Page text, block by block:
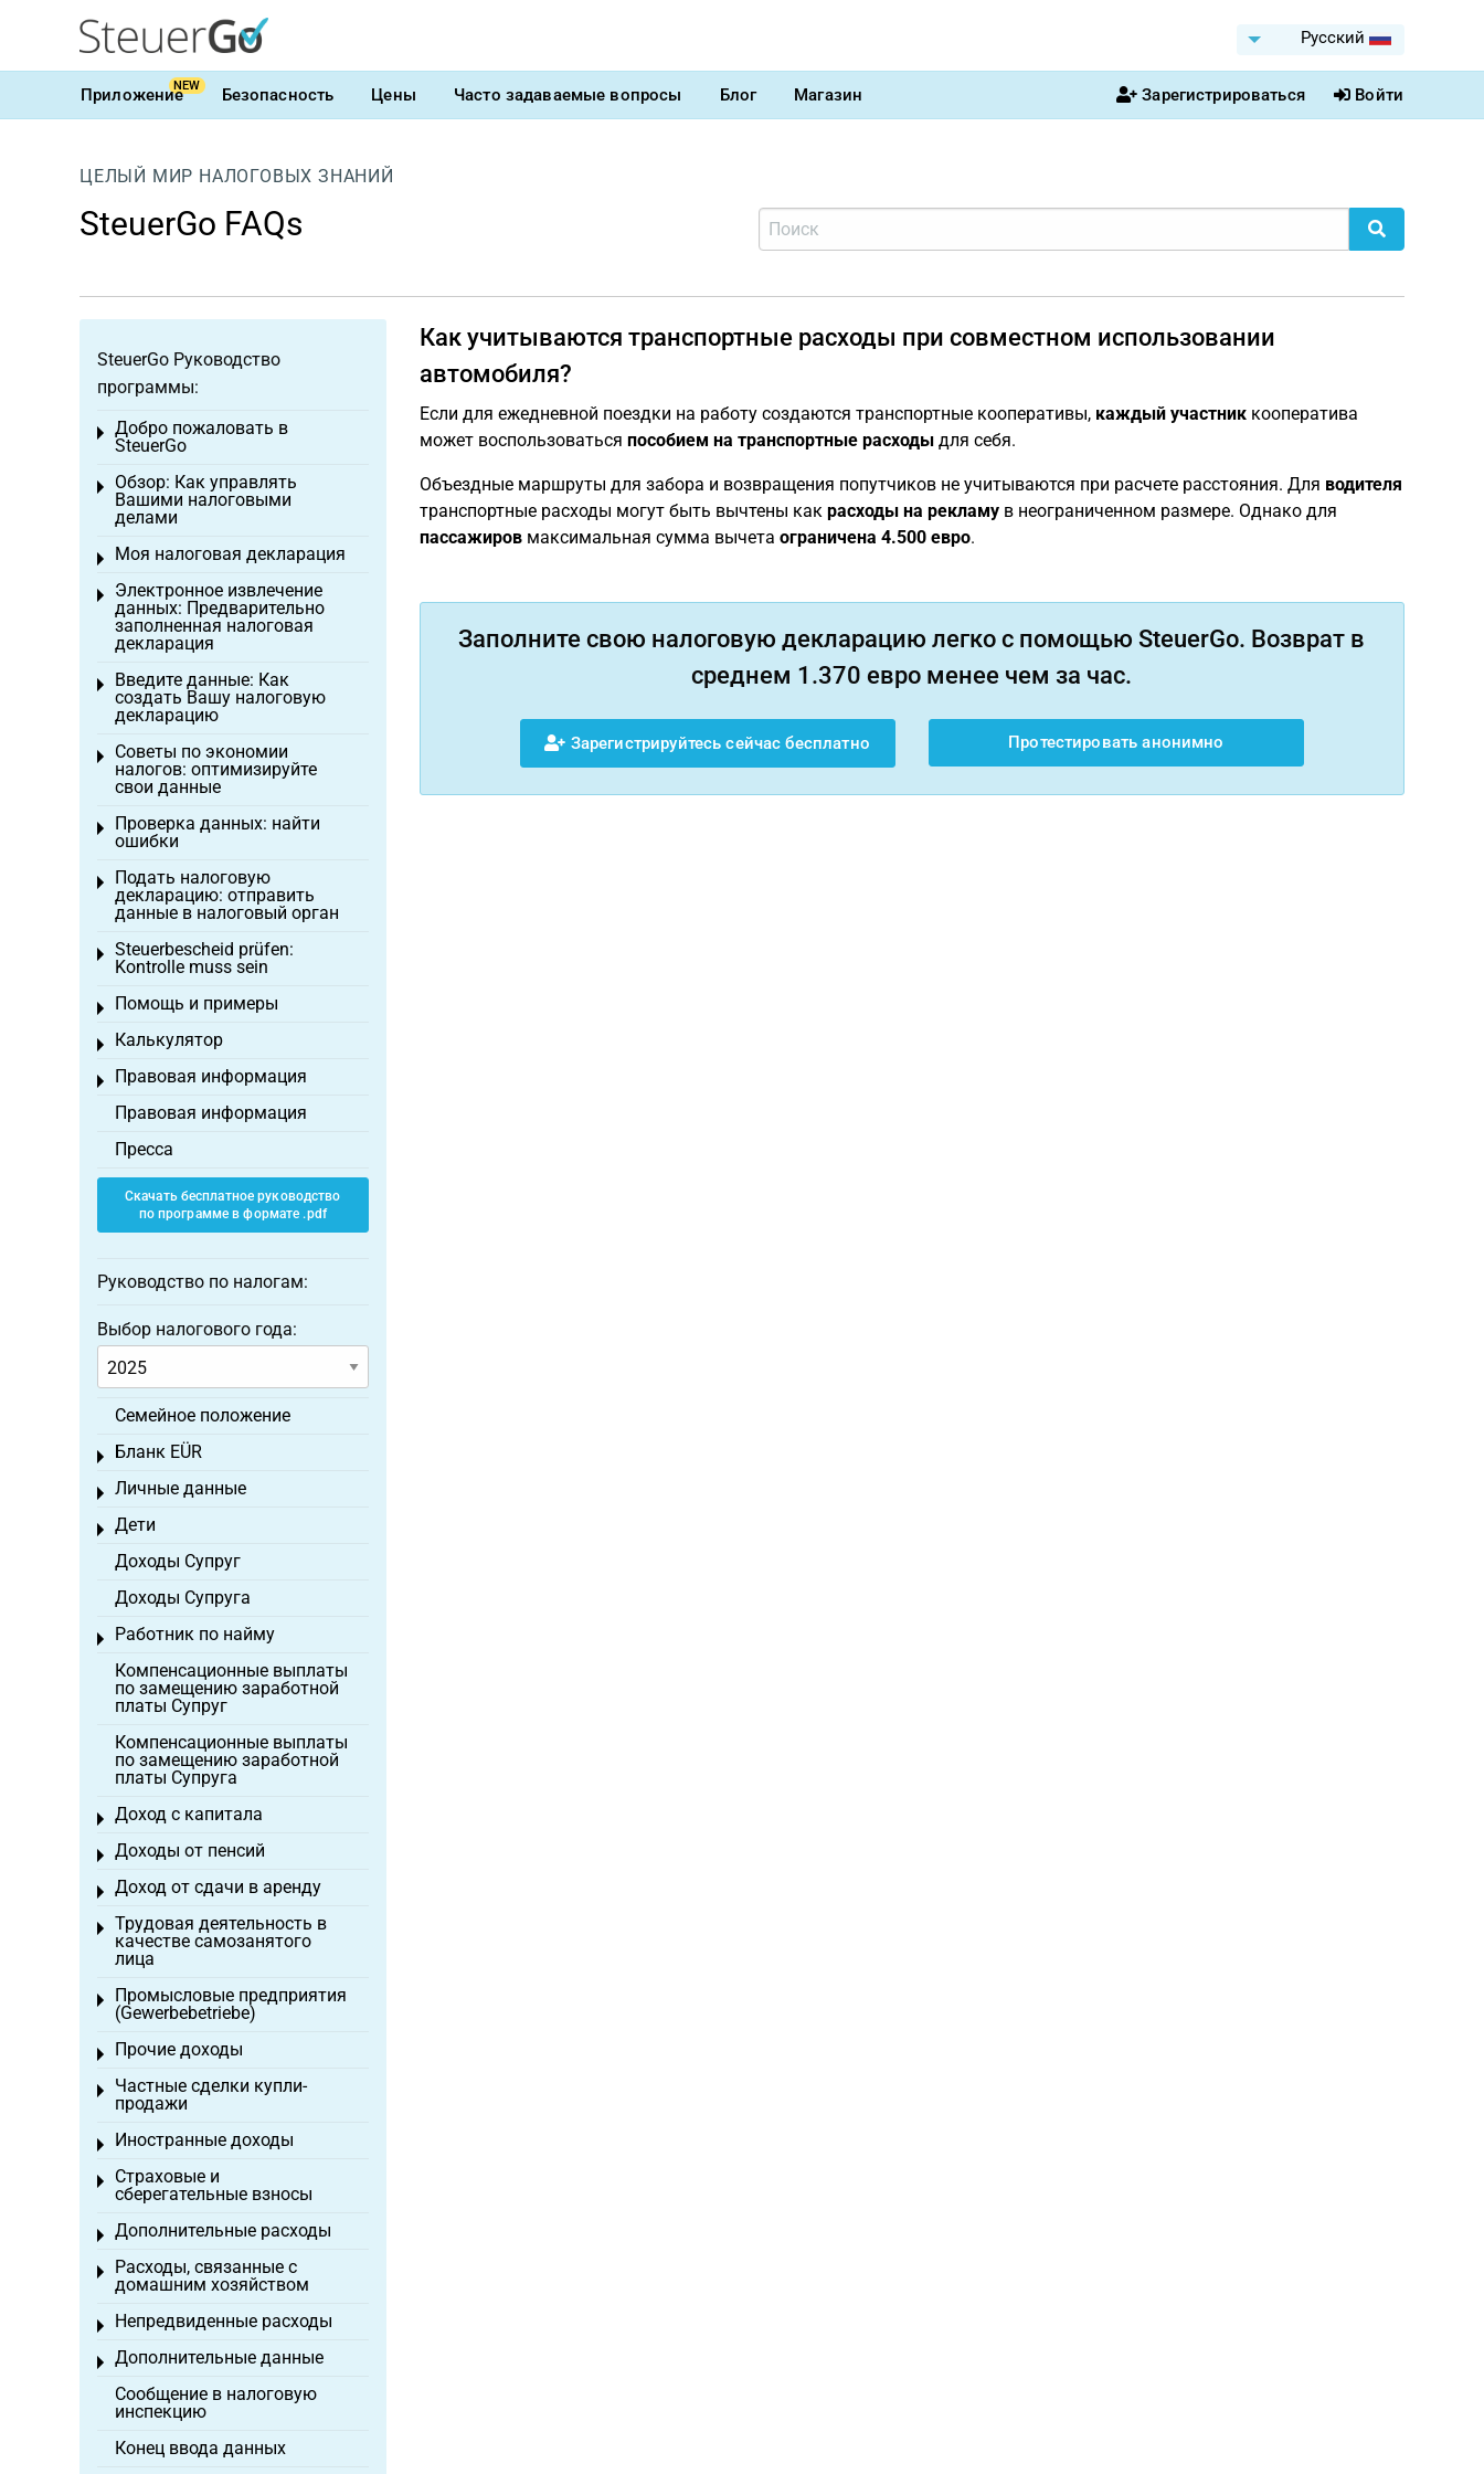
Pусский
ПриложениеNEW Безопасность Цены Часто задаваемые вопросы Блог Магазин Зарегистрироваться Войти
ЦЕЛЫЙ МИР НАЛОГОВЫХ ЗНАНИЙ
SteuerGo FAQs
Как учитываются транспортные расходы при совместном использовании
автомобиля?
Если для ежедневной поездки на работу создаются транспортные кооперативы, каждый участниккооператива
может воспользоваться пособием на транспортные расходыдля себя.
Объездные маршруты для забора и возвращения попутчиков не учитываются при расчете расстояния. Для водителя
транспортные расходы могут быть вычтены как расходы на рекламув неограниченном размере. Однако для
пассажировмаксимальная сумма вычета ограничена 4.500 евро.
Заполните свою налоговую декларацию легко с помощью SteuerGo. Возврат в
среднем 1.370 евро менее чем за час.
Зарегистрируйтесь сейчас бесплатно Протестировать анонимно
SteuerGo Руководство
программы:
Добро пожаловать в
SteuerGo
Toggle menu
Обзор: Как управлять
Вашими налоговыми
делами
Toggle menu
Моя налоговая декларация
Toggle menu
Электронное извлечение
данных: Предварительно
заполненная налоговая
декларация
Toggle menu
Введите данные: Как
создать Вашу налоговую
декларацию
Toggle menu
Советы по экономии
налогов: оптимизируйте
свои данные
Toggle menu
Проверка данных: найти
ошибки
Toggle menu
Подать налоговую
декларацию: отправить
данные в налоговый орган
Toggle menu
Steuerbescheid prüfen:
Kontrolle muss sein
Toggle menu
Помощь и примеры
Toggle menu
Калькулятор
Toggle menu
Правовая информация
Toggle menu
Правовая информация
Пресса
Скачать бесплатное руководство
по программе в формате .pdf
Руководство по налогам:
Выбор налогового года:
Семейное положение
Бланк EÜR
Toggle menu
Личные данные
Toggle menu
Дети
Toggle menu
Доходы Супруг
Доходы Супруга
Работник по найму
Toggle menu
Компенсационные выплаты
по замещению заработной
платы Супруг
Компенсационные выплаты
по замещению заработной
платы Супруга
Доход с капитала
Toggle menu
Доходы от пенсий
Toggle menu
Доход от сдачи в аренду
Toggle menu
Трудовая деятельность в
качестве самозанятого
лица
Toggle menu
Промысловые предприятия
(Gewerbebetriebe)
Toggle menu
Прочие доходы
Toggle menu
Частные сделки купли-
продажи
Toggle menu
Иностранные доходы
Toggle menu
Страховые и
сберегательные взносы
Toggle menu
Дополнительные расходы
Toggle menu
Расходы, связанные с
домашним хозяйством
Toggle menu
Непредвиденные расходы
Toggle menu
Дополнительные данные
Toggle menu
Сообщение в налоговую
инспекцию
Конец ввода данных